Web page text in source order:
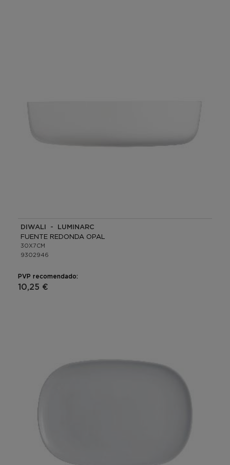
DIWALI - LUMINARC
FUENTE REDONDA OPAL
30X7CM
9302946
PVP recomendado:
10,25 €